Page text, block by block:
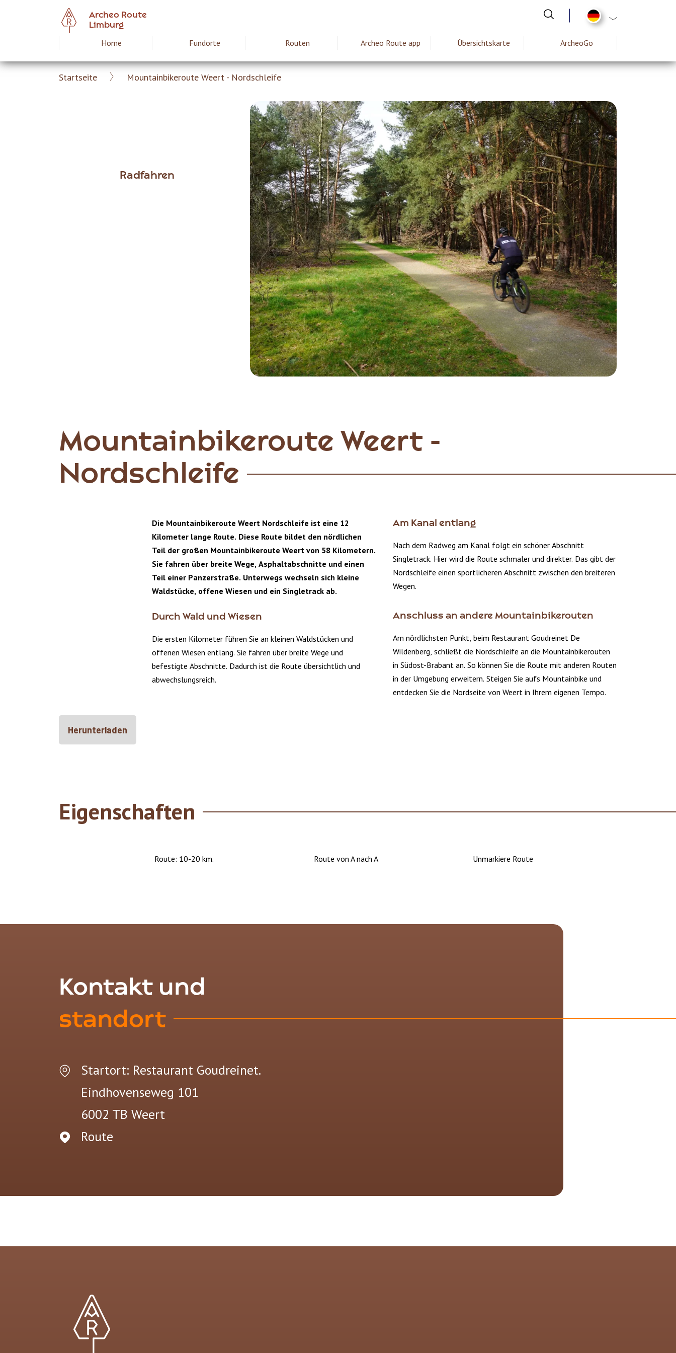
List additional
Archeo Route
Limburg
Hoofdnavigatie
Archeoroute
Home Fundorte Routen Archeo Route app Übersichtskarte ArcheoGo
Breadcrumb
Startseite Mountainbikeroute Weert - Nordschleife
Radfahren
Mountainbikeroute Weert -
Nordschleife
Die Mountainbikeroute Weert Nordschleife ist eine 12
Kilometer lange Route. Diese Route bildet den nördlichen
Teil der großen Mountainbikeroute Weert von 58 Kilometern.
Sie fahren über breite Wege, Asphaltabschnitte und einen
Teil einer Panzerstraße. Unterwegs wechseln sich kleine
Waldstücke, offene Wiesen und ein Singletrack ab.
Durch Wald und Wiesen
Die ersten Kilometer führen Sie an kleinen Waldstücken und
offenen Wiesen entlang. Sie fahren über breite Wege und
befestigte Abschnitte. Dadurch ist die Route übersichtlich und
abwechslungsreich.
Am Kanal entlang
Nach dem Radweg am Kanal folgt ein schöner Abschnitt
Singletrack. Hier wird die Route schmaler und direkter. Das gibt der
Nordschleife einen sportlicheren Abschnitt zwischen den breiteren
Wegen.
Anschluss an andere Mountainbikerouten
Am nördlichsten Punkt, beim Restaurant Goudreinet De
Wildenberg, schließt die Nordschleife an die Mountainbikerouten
in Südost-Brabant an. So können Sie die Route mit anderen Routen
in der Umgebung erweitern. Steigen Sie aufs Mountainbike und
entdecken Sie die Nordseite von Weert in Ihrem eigenen Tempo.
Herunterladen
Eigenschaften
Route: 10-20 km. Route von A nach A Unmarkiere Route
Kontakt und
standort
Startort: Restaurant Goudreinet.
Eindhovenseweg 101
6002 TB Weert
Route